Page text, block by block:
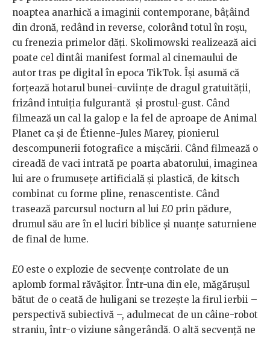
noaptea anarhică a imaginii contemporane, bâțâind
din dronă, redând in reverse, colorând totul în roșu,
cu frenezia primelor dăți. Skolimowski realizează aici
poate cel dintâi manifest formal al cinemaului de
autor tras pe digital în epoca TikTok. Își asumă că
forțează hotarul bunei-cuviințe de dragul gratuității,
frizând intuiția fulgurantă și prostul-gust. Când
filmează un cal la galop e la fel de aproape de Animal
Planet ca și de Étienne-Jules Marey, pionierul
descompunerii fotografice a mișcării. Când filmează o
cireadă de vaci intrată pe poarta abatorului, imaginea
lui are o frumusețe artificială și plastică, de kitsch
combinat cu forme pline, renascentiste. Când
trasează parcursul nocturn al lui EO prin pădure,
drumul său are în el luciri biblice și nuanțe saturniene
de final de lume.
EO este o explozie de secvențe controlate de un
aplomb formal răvășitor. Într-una din ele, măgărușul
bătut de o ceată de huligani se trezește la firul ierbii –
perspectivă subiectivă –, adulmecat de un câine-robot
straniu, într-o viziune sângerândă. O altă secvență ne